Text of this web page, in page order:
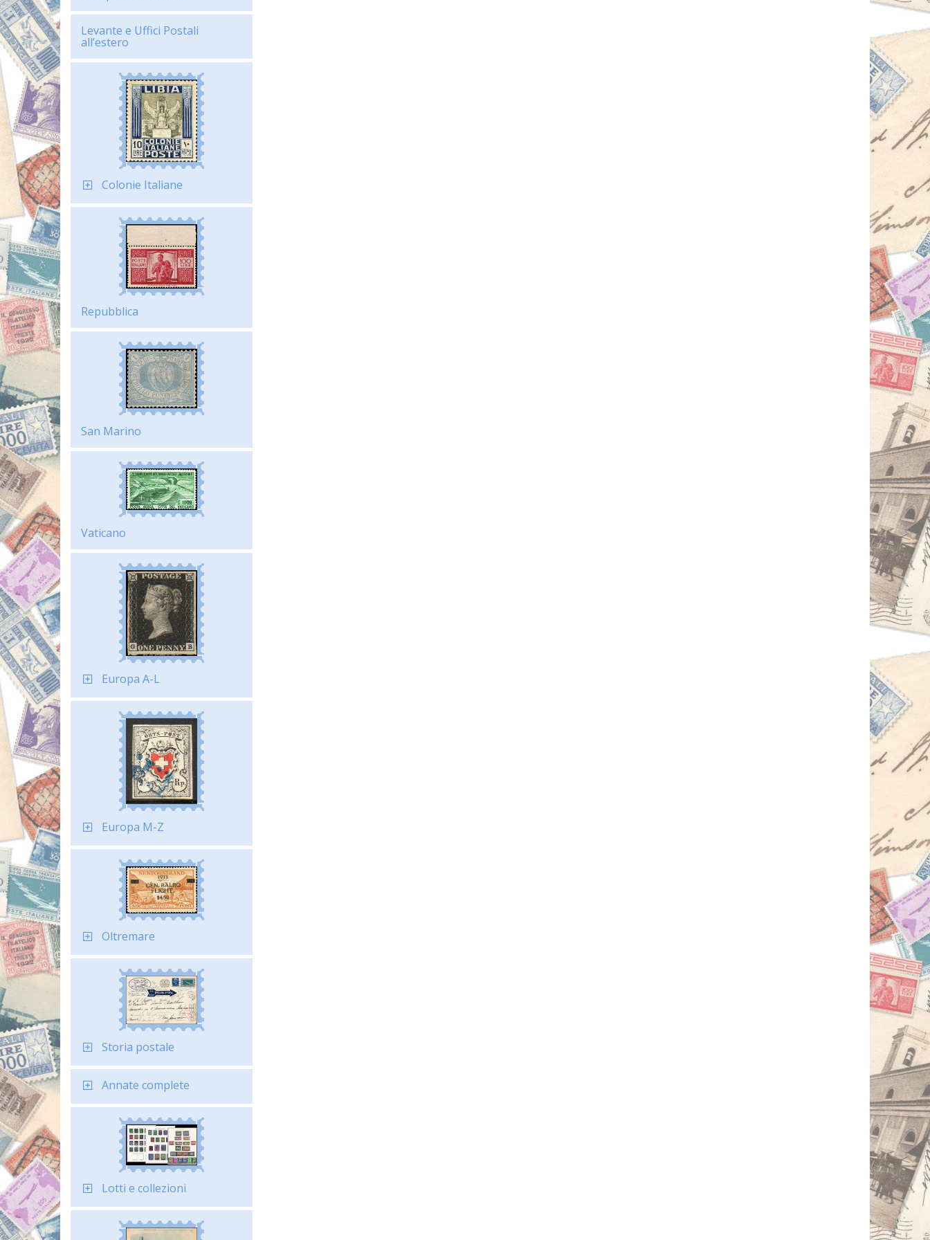
Levante e Uffici Postali
all’estero
Colonie Italiane
Repubblica
San Marino
Vaticano
Europa A-L
Europa M-Z
Oltremare
Storia postale
Annate complete
Lotti e collezioni